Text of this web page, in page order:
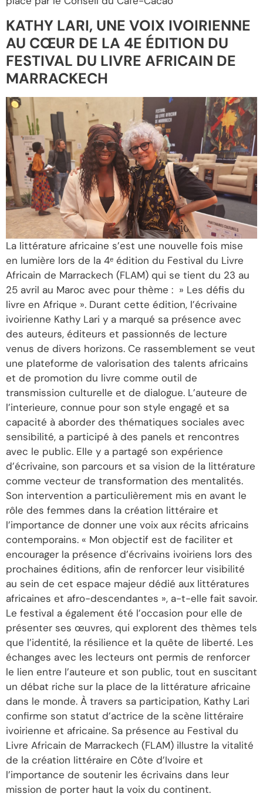
KATHY LARI, UNE VOIX IVOIRIENNE
AU CŒUR DE LA 4E ÉDITION DU
FESTIVAL DU LIVRE AFRICAIN DE
MARRACKECH
La littérature africaine s’est une nouvelle fois mise
en lumière lors de la 4ᵉ édition du Festival du Livre
Africain de Marrackech (FLAM) qui se tient du 23 au
25 avril au Maroc avec pour thème : » Les défis du
livre en Afrique ». Durant cette édition, l’écrivaine
ivoirienne Kathy Lari y a marqué sa présence avec
des auteurs, éditeurs et passionnés de lecture
venus de divers horizons. Ce rassemblement se veut
une plateforme de valorisation des talents africains
et de promotion du livre comme outil de
transmission culturelle et de dialogue. L’auteure de
l’interieure, connue pour son style engagé et sa
capacité à aborder des thématiques sociales avec
sensibilité, a participé à des panels et rencontres
avec le public. Elle y a partagé son expérience
d’écrivaine, son parcours et sa vision de la littérature
comme vecteur de transformation des mentalités.
Son intervention a particulièrement mis en avant le
rôle des femmes dans la création littéraire et
l’importance de donner une voix aux récits africains
contemporains. « Mon objectif est de faciliter et
encourager la présence d’écrivains ivoiriens lors des
prochaines éditions, afin de renforcer leur visibilité
au sein de cet espace majeur dédié aux littératures
africaines et afro-descendantes », a-t-elle fait savoir.
Le festival a également été l’occasion pour elle de
présenter ses œuvres, qui explorent des thèmes tels
que l’identité, la résilience et la quête de liberté. Les
échanges avec les lecteurs ont permis de renforcer
le lien entre l’auteure et son public, tout en suscitant
un débat riche sur la place de la littérature africaine
dans le monde. À travers sa participation, Kathy Lari
confirme son statut d’actrice de la scène littéraire
ivoirienne et africaine. Sa présence au Festival du
Livre Africain de Marrackech (FLAM) illustre la vitalité
de la création littéraire en Côte d’Ivoire et
l’importance de soutenir les écrivains dans leur
mission de porter haut la voix du continent.